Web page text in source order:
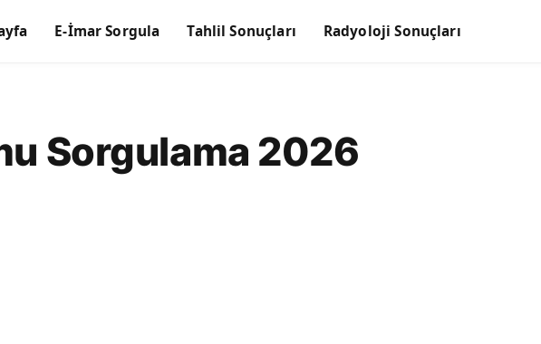
E-İmar Sorgula Tahlil Sonuçları Radyoloji Sonuçları
Sorgulama 2026